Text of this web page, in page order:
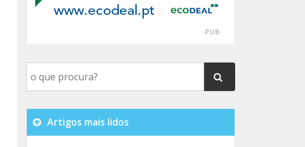
PUB
Artigos mais lidos